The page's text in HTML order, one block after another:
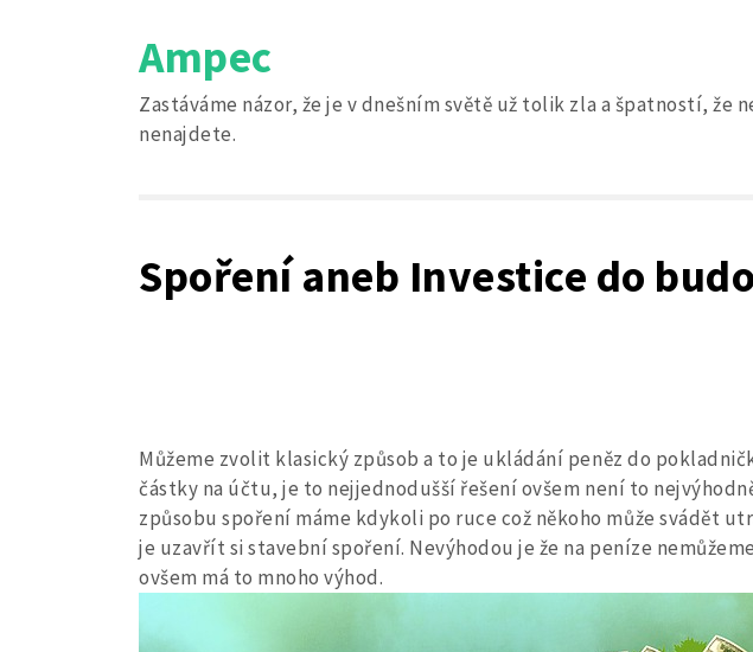
Ampec
Zastáváme názor, že je v dnešním světě už tolik zla a špatností,
nenajdete.
Spoření aneb Investice do
Můžeme zvolit klasický způsob a to je ukládání peněz do
částky na účtu, je to nejjednodušší řešení ovšem není to
způsobu spoření máme kdykoli po ruce což někoho může svádět
je uzavřít si stavební spoření. Nevýhodou je že na peníze
ovšem má to mnoho výhod.